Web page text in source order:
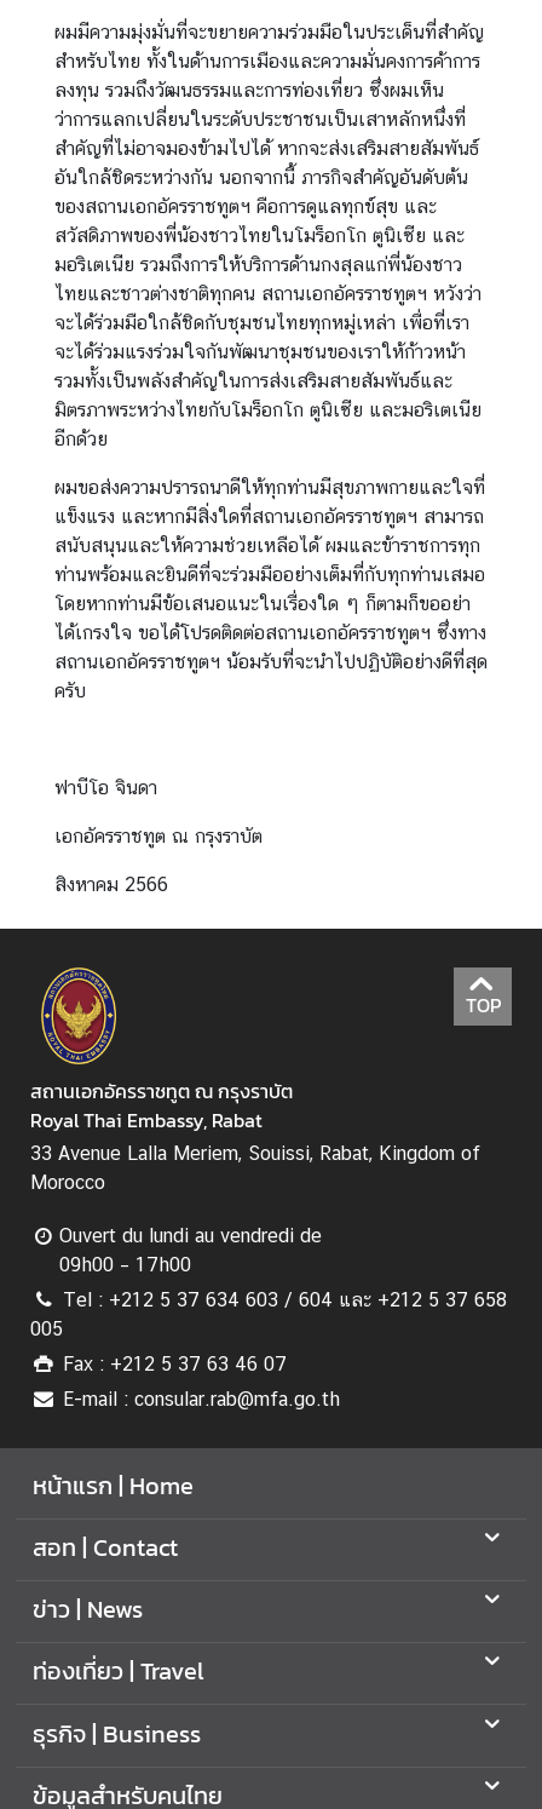
ธุ
ร
กิ
จ
|
B
u
s
i
n
e
s
s
บ
ริ
ก
า
ร
ป
ร
ช
น
ร
ท
ร
ว
ก
า
ร
ต่
า
ง
ป
ะ
ท
T
h
i
a
d
i
k
ผมมีความมุ่งมั่นที่จะขยายความร่วมมือในประเด็นที่สำคัญ
สำหรับไทย ทั้งในด้านการเมืองและความมั่นคงการค้าการ
ลงทุน รวมถึงวัฒนธรรมและการท่องเที่ยว ซึ่งผมเห็น
ว่าการแลกเปลี่ยนในระดับประชาชนเป็นเสาหลักหนึ่งที่
สำคัญที่ไม่อาจมองข้ามไปได้ หากจะส่งเสริมสายสัมพันธ์
อันใกล้ชิดระหว่างกัน นอกจากนี้ ภารกิจสำคัญอันดับต้น
ของสถานเอกอัครราชทูตฯ คือการดูแลทุกข์สุข และ
สวัสดิภาพของพี่น้องชาวไทยในโมร็อกโก ตูนิเซีย และ
มอริเตเนีย รวมถึงการให้บริการด้านกงสุลแก่พี่น้องชาว
ไทยและชาวต่างชาติทุกคน สถานเอกอัครราชทูตฯ หวังว่า
จะได้ร่วมมือใกล้ชิดกับชุมชนไทยทุกหมู่เหล่า เพื่อที่เรา
จะได้ร่วมแรงร่วมใจกันพัฒนาชุมชนของเราให้ก้าวหน้า
รวมทั้งเป็นพลังสำคัญในการส่งเสริมสายสัมพันธ์และ
มิตรภาพระหว่างไทยกับโมร็อกโก ตูนิเซีย และมอริเตเนีย
อีกด้วย
ผมขอส่งความปรารถนาดีให้ทุกท่านมีสุขภาพกายและใจที่
แข็งแรง และหากมีสิ่งใดที่สถานเอกอัครราชทูตฯ สามารถ
สนับสนุนและให้ความช่วยเหลือได้ ผมและข้าราชการทุก
ท่านพร้อมและยินดีที่จะร่วมมืออย่างเต็มที่กับทุกท่านเสมอ
โดยหากท่านมีข้อเสนอแนะในเรื่องใด ๆ ก็ตามก็ขออย่า
ได้เกรงใจ ขอได้โปรดติดต่อสถานเอกอัครราชทูตฯ ซึ่งทาง
สถานเอกอัครราชทูตฯ น้อมรับที่จะนำไปปฏิบัติอย่างดีที่สุด
ครับ
ฟาบีโอ จินดา
เอกอัครราชทูต ณ กรุงราบัต
สิงหาคม 2566
TOP
สถานเอกอัครราชทูต ณ กรุงราบัต
Royal Thai Embassy, Rabat
33 Avenue Lalla Meriem, Souissi, Rabat, Kingdom of
Morocco
Ouvert du lundi au vendredi de
09h00 – 17h00
Tel : +212 5 37 634 603 / 604 และ +212 5 37 658
005
Fax : +212 5 37 63 46 07
E-mail : consular.rab@mfa.go.th
หน้าแรก | Home
สอท | Contact
ข่าว | News
ท่องเที่ยว | Travel
ธุรกิจ | Business
ข้อมูลสำหรับคนไทย